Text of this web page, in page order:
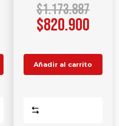
$1.173.887
$820.900
Añadir al carrito